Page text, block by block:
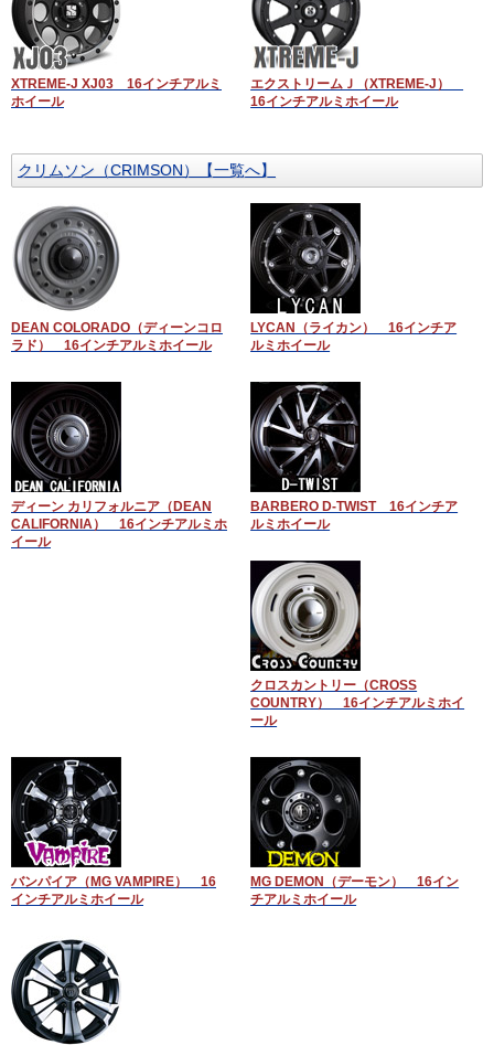
XTREME-J XJ03 16インチアルミ
ホイール
エクストリームＪ（XTREME-J）
16インチアルミホイール
クリムソン（CRIMSON）【一覧へ】
DEAN COLORADO（ディーンコロ
ラド） 16インチアルミホイール
LYCAN（ライカン） 16インチア
ルミホイール
ディーン カリフォルニア（DEAN
CALIFORNIA） 16インチアルミホ
イール
BARBERO D-TWIST 16インチア
ルミホイール
クロスカントリー（CROSS
COUNTRY） 16インチアルミホイ
ール
バンパイア（MG VAMPIRE） 16
インチアルミホイール
MG DEMON（デーモン） 16イン
チアルミホイール